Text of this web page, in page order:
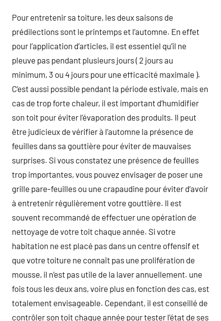
Pour entretenir sa toiture, les deux saisons de
prédilections sont le printemps et l’automne. En effet
pour l’application d’articles, il est essentiel qu’il ne
pleuve pas pendant plusieurs jours ( 2 jours au
minimum, 3 ou 4 jours pour une efficacité maximale ).
C’est aussi possible pendant la période estivale, mais en
cas de trop forte chaleur, il est important d’humidifier
son toit pour éviter l’évaporation des produits. Il peut
être judicieux de vérifier à l’automne la présence de
feuilles dans sa gouttière pour éviter de mauvaises
surprises. Si vous constatez une présence de feuilles
trop importantes, vous pouvez envisager de poser une
grille pare-feuilles ou une crapaudine pour éviter d’avoir
à entretenir régulièrement votre gouttière. Il est
souvent recommandé de effectuer une opération de
nettoyage de votre toit chaque année. Si votre
habitation ne est placé pas dans un centre offensif et
que votre toiture ne connaît pas une prolifération de
mousse, il n’est pas utile de la laver annuellement. une
fois tous les deux ans, voire plus en fonction des cas, est
totalement envisageable. Cependant, il est conseillé de
contrôler son toit chaque année pour tester l’état de ses